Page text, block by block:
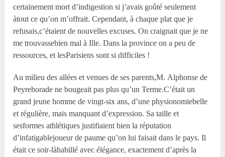
certainement mort d’indigestion si j’avais goûté seulement
àtout ce qu’on m’offrait. Cependant, à chaque plat que je
refusais,c’étaient de nouvelles excuses. On craignait que je ne
me trouvassebien mal à Ille. Dans la province on a peu de
ressources, et lesParisiens sont si difficiles !
Au milieu des allées et venues de ses parents,M. Alphonse de
Peyrehorade ne bougeait pas plus qu’un Terme.C’était un
grand jeune homme de vingt-six ans, d’une physionomiebelle
et régulière, mais manquant d’expression. Sa taille et
sesformes athlétiques justifiaient bien la réputation
d’infatigablejoueur de paume qu’on lui faisait dans le pays. Il
était ce soir-làhabillé avec élégance, exactement d’après la